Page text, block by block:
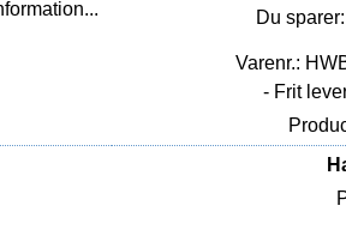
Du
Varenr.:
- Frit